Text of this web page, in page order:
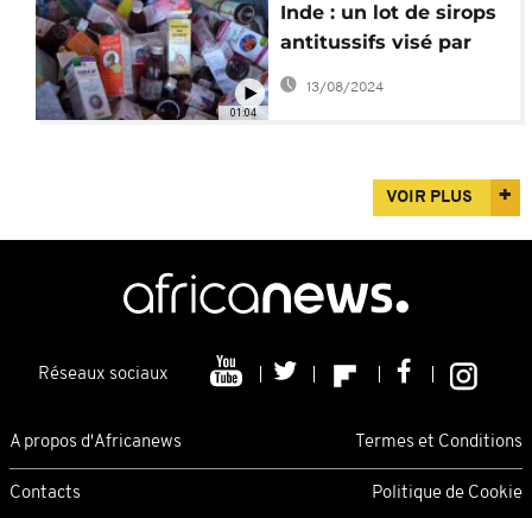
01:04
Inde : un lot de sirops
antitussifs visé par
l'OMS
13/08/2024
VOIR PLUS
Réseaux sociaux
A propos d'Africanews Termes et Conditions
Contacts Politique de Cookie